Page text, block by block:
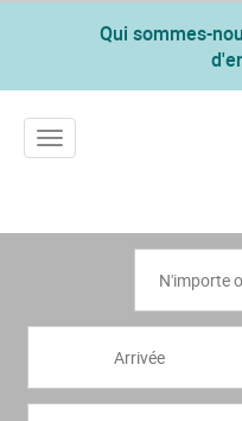
Qui sommes-
Toggle navigation
N'importe